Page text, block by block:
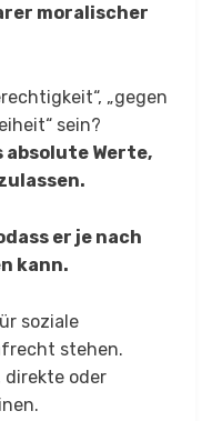
moralischer
„gegen
sein?
absolute Werte,
er je nach
kann.
soziale
stehen.
direkte oder